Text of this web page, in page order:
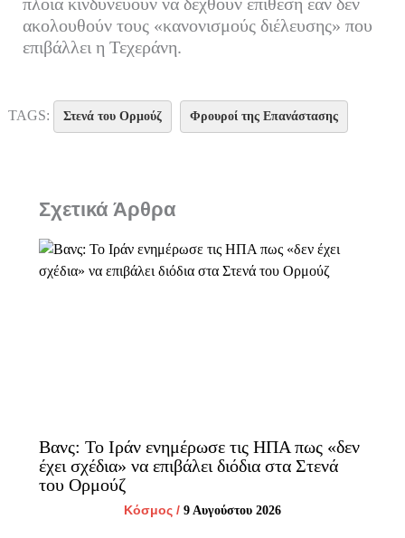
ακολουθούν τους «κανονισμούς διέλευσης» που
επιβάλλει η Τεχεράνη.
TAGS: Στενά του Ορμούζ Φρουροί της Επανάστασης
Σχετικά Άρθρα
Βανς: Το Ιράν ενημέρωσε τις ΗΠΑ πως «δεν
έχει σχέδια» να επιβάλει διόδια στα Στενά
του Ορμούζ
Κόσμος / 9 Αυγούστου 2026